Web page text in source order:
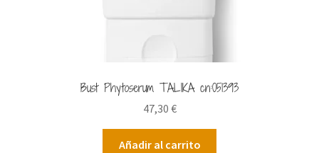
Bust Phytoserum TALIKA cn:051393
47,30 €
Añadir al carrito